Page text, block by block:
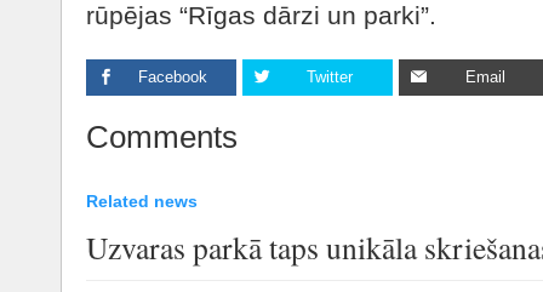
rūpējas “Rīgas dārzi un parki”.
Facebook Twitter Email
Comments
Related news
Uzvaras parkā taps unikāla